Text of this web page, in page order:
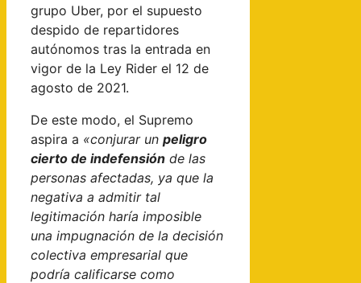
grupo Uber, por el supuesto
despido de repartidores
autónomos tras la entrada en
vigor de la Ley Rider el 12 de
agosto de 2021.
De este modo, el Supremo
aspira a «conjurar un peligro
cierto de indefensión de las
personas afectadas, ya que la
negativa a admitir tal
legitimación haría imposible
una impugnación de la decisión
colectiva empresarial que
podría calificarse como